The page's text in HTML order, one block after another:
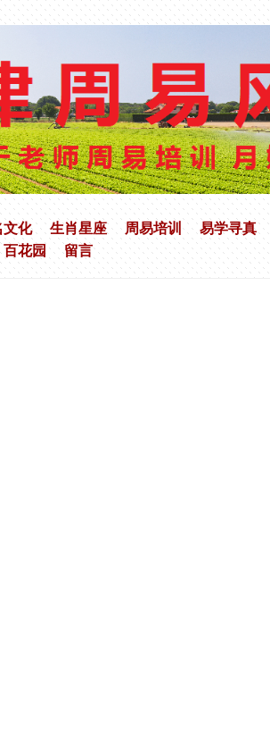
文化 生肖星座 周易培训 易学寻真
百花园
留言